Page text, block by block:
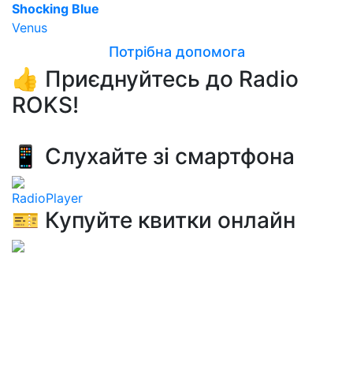
Shocking Blue
Venus
Потрібна допомога
👍 Приєднуйтесь до Radio
ROKS!
📱 Слухайте зі смартфона
RadioPlayer
🎫 Купуйте квитки онлайн